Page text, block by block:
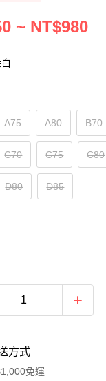
~ NT$980
A75 A80 B70
C70 C75 C80
D80 D85
方式
免運